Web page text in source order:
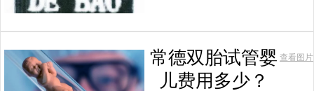
常德双胎试管婴
儿费用多少？
查看图片